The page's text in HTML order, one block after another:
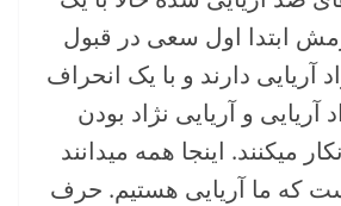
ابتدا اول سعی در قبول
آریایی دارند و با یک انحراف
و آریایی نژاد بودن
میکنند. اینجا همه میدانند
که ما آریایی هستیم. حرف